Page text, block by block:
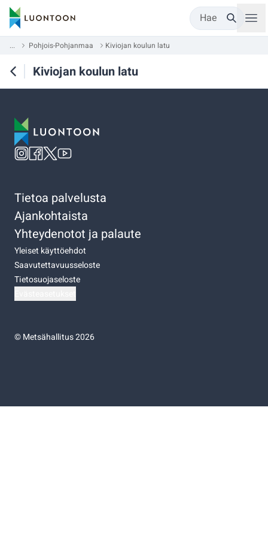
Hae
... Pohjois-Pohjanmaa Kiviojan koulun latu
Kiviojan koulun latu
Tietoa palvelusta
Ajankohtaista
Yhteydenotot ja palaute
Yleiset käyttöehdot
Saavutettavuusseloste
Tietosuojaseloste
©Metsähallitus 2026